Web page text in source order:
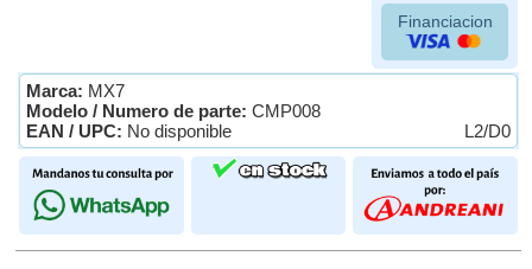
Financiacion
Marca: MX7
Modelo / Numero de parte: CMP008
EAN / UPC: No disponible L2/D0